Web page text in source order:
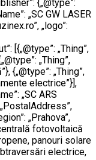
{„@type”:
„SC GW LASER
„logo”:
[{„@type”: „Thing”,
„Thing”,
{„@type”: „Thing”,
electrice”}],
„SC ARS
„Prahova”,
fotovoltaică
panouri solare
electrice,